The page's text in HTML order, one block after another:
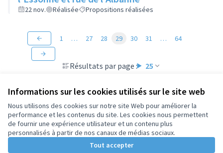
Informations sur les cookies utilisés sur le site web
Nous utilisons des cookies sur notre site Web pour améliorer la
performance et les contenus du site. Les cookies nous permettent
de fournir une expérience utilisateur et un contenu plus
personnalisés à partir de nos canaux de médias sociaux.
Tout accepter
22 nov. Réalisée Propositions réalisées
Résultats par page : 25
1 … 27 28 29 30 31 … 64
Conditions d'utilisation
Paramètres des cookies